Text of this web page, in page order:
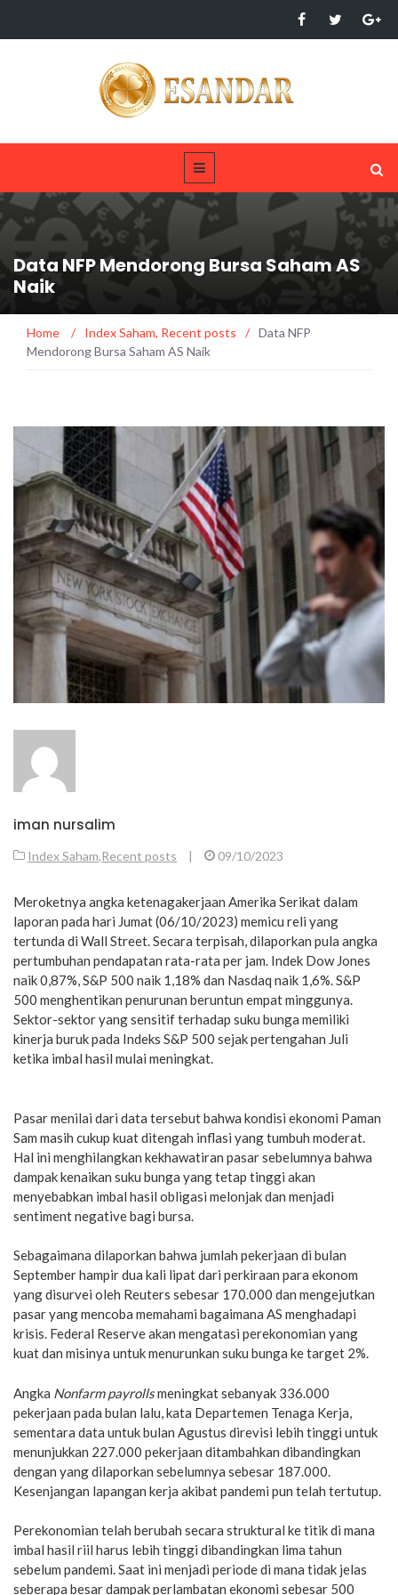
Data NFP Mendorong Bursa Saham AS
Naik
Home / Index Saham, Recent posts / Data NFP
Mendorong Bursa Saham AS Naik
iman nursalim
Index Saham,Recent posts | 09/10/2023
Meroketnya angka ketenagakerjaan Amerika Serikat dalam
laporan pada hari Jumat (06/10/2023) memicu reli yang
tertunda di Wall Street. Secara terpisah, dilaporkan pula angka
pertumbuhan pendapatan rata-rata per jam. Indek Dow Jones
naik 0,87%, S&P 500 naik 1,18% dan Nasdaq naik 1,6%. S&P
500 menghentikan penurunan beruntun empat minggunya.
Sektor-sektor yang sensitif terhadap suku bunga memiliki
kinerja buruk pada Indeks S&P 500 sejak pertengahan Juli
ketika imbal hasil mulai meningkat.
Pasar menilai dari data tersebut bahwa kondisi ekonomi Paman
Sam masih cukup kuat ditengah inflasi yang tumbuh moderat.
Hal ini menghilangkan kekhawatiran pasar sebelumnya bahwa
dampak kenaikan suku bunga yang tetap tinggi akan
menyebabkan imbal hasil obligasi melonjak dan menjadi
sentiment negative bagi bursa.
Sebagaimana dilaporkan bahwa jumlah pekerjaan di bulan
September hampir dua kali lipat dari perkiraan para ekonom
yang disurvei oleh Reuters sebesar 170.000 dan mengejutkan
pasar yang mencoba memahami bagaimana AS menghadapi
krisis. Federal Reserve akan mengatasi perekonomian yang
kuat dan misinya untuk menurunkan suku bunga ke target 2%.
Angka Nonfarm payrollsmeningkat sebanyak 336.000
pekerjaan pada bulan lalu, kata Departemen Tenaga Kerja,
sementara data untuk bulan Agustus direvisi lebih tinggi untuk
menunjukkan 227.000 pekerjaan ditambahkan dibandingkan
dengan yang dilaporkan sebelumnya sebesar 187.000.
Kesenjangan lapangan kerja akibat pandemi pun telah tertutup.
Perekonomian telah berubah secara struktural ke titik di mana
imbal hasil riil harus lebih tinggi dibandingkan lima tahun
sebelum pandemi. Saat ini menjadi periode di mana tidak jelas
seberapa besar dampak perlambatan ekonomi sebesar 500